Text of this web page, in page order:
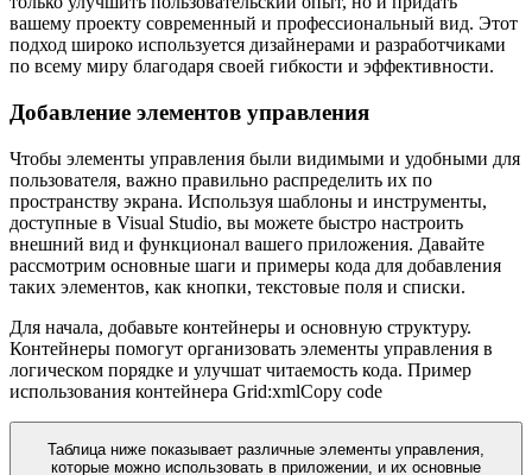
вашему проекту современный и профессиональный вид. Этот
подход широко используется дизайнерами и разработчиками
по всему миру благодаря своей гибкости и эффективности.
Добавление элементов управления
Чтобы элементы управления были видимыми и удобными для
пользователя, важно правильно распределить их по
пространству экрана. Используя шаблоны и инструменты,
доступные в Visual Studio, вы можете быстро настроить
внешний вид и функционал вашего приложения. Давайте
рассмотрим основные шаги и примеры кода для добавления
таких элементов, как кнопки, текстовые поля и списки.
Для начала, добавьте контейнеры и основную структуру.
Контейнеры помогут организовать элементы управления в
логическом порядке и улучшат читаемость кода. Пример
использования контейнера Grid:xmlCopy code
Таблица ниже показывает различные элементы управления,
которые можно использовать в приложении, и их основные